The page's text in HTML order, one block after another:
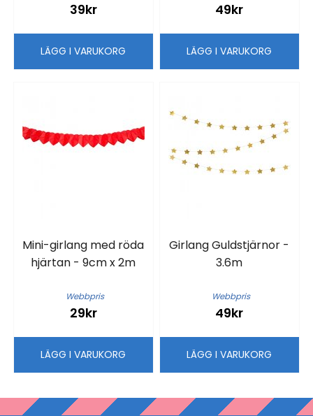
39kr
LÄGG I VARUKORG
49kr
LÄGG I VARUKORG
Mini-girlang med röda
hjärtan - 9cm x 2m
Webbpris
29kr
LÄGG I VARUKORG
Girlang Guldstjärnor -
3.6m
Webbpris
49kr
LÄGG I VARUKORG